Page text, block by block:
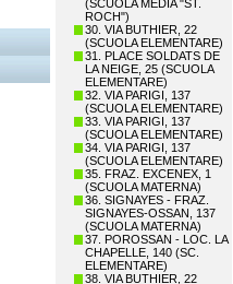
(SCUOLA MEDIA "ST.
ROCH")
30. VIA BUTHIER, 22
(SCUOLA ELEMENTARE)
31. PLACE SOLDATS DE
LA NEIGE, 25 (SCUOLA
ELEMENTARE)
32. VIA PARIGI, 137
(SCUOLA ELEMENTARE)
33. VIA PARIGI, 137
(SCUOLA ELEMENTARE)
34. VIA PARIGI, 137
(SCUOLA ELEMENTARE)
35. FRAZ. EXCENEX, 1
(SCUOLA MATERNA)
36. SIGNAYES - FRAZ.
SIGNAYES-OSSAN, 137
(SCUOLA MATERNA)
37. POROSSAN - LOC. LA
CHAPELLE, 140 (SC.
ELEMENTARE)
38. VIA BUTHIER, 22